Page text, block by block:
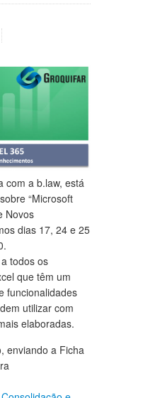
com a b.law, está
“Microsoft
Novos
dias 17, 24 e 25
todos os
que têm um
funcionalidades
utilizar com
elaboradas.
enviando a Ficha